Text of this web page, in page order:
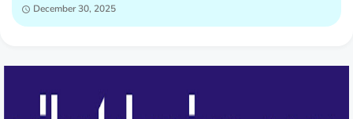
December 30, 2025